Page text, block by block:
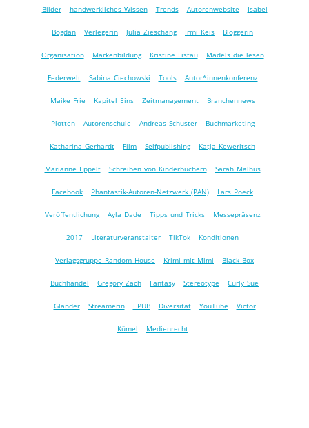
Bilder handwerkliches Wissen Trends Autorenwebsite Isabel
Bogdan Verlegerin Julia Zieschang Irmi Keis Bloggerin
Organisation Markenbildung Kristine Listau Mädels die lesen
Federwelt Sabina Ciechowski Tools Autor*innenkonferenz
Maike Frie Kapitel Eins Zeitmanagement Branchennews
Plotten Autorenschule Andreas Schuster Buchmarketing
Katharina Gerhardt Film Selfpublishing Katja Keweritsch
Marianne Eppelt Schreiben von Kinderbüchern Sarah Malhus
Facebook Phantastik-Autoren-Netzwerk (PAN) Lars Poeck
Veröffentlichung Ayla Dade Tipps und Tricks Messepräsenz
2017 Literaturveranstalter TikTok Konditionen
Verlagsgruppe Random House Krimi mit Mimi Black Box
Buchhandel Gregory Zäch Fantasy Stereotype Curly Sue
Glander Streamerin EPUB Diversität YouTube Victor
Kümel Medienrecht